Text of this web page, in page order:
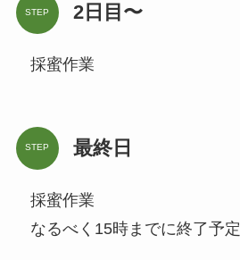
STEP 2日目〜
採蜜作業
STEP 最終日
採蜜作業
なるべく15時までに終了予定